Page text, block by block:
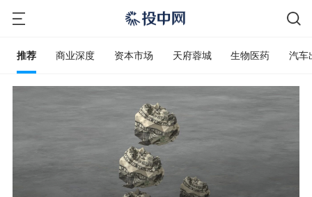
推荐 商业深度 资本市场 天府蓉城 生物医药 汽车